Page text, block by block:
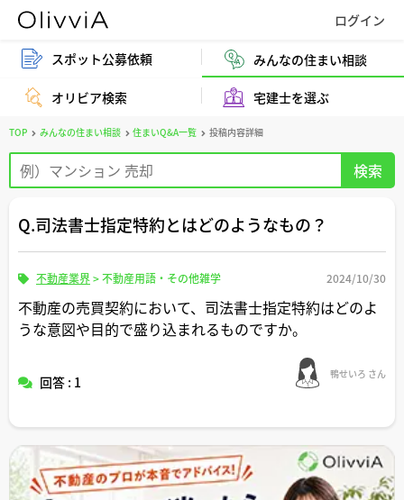
スポット公募依頼 みんなの住まい相談
オリビア検索 宅建士を選ぶ
TOP みんなの住まい相談 住まいQ&A一覧 投稿内容詳細
Q.司法書士指定特約とはどのようなもの？
不動産業界>不動産用語・その他雑学 2024/10/30
不動産の売買契約において、司法書士指定特約はどのよ
うな意図や目的で盛り込まれるものですか。
回答 : 1 鴨せいろ さん